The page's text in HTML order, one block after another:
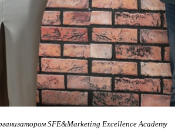
SFE&Marketing Excellence Academy